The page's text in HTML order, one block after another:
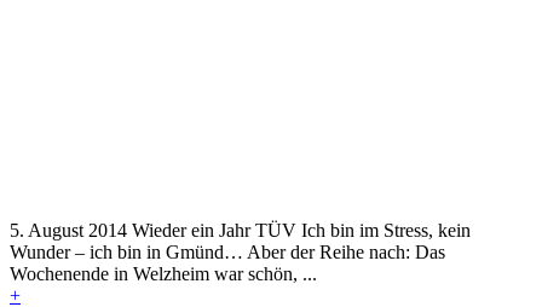
5. August 2014 Wieder ein Jahr TÜV Ich bin im Stress, kein
Wunder – ich bin in Gmünd… Aber der Reihe nach: Das
Wochenende in Welzheim war schön, ...
+